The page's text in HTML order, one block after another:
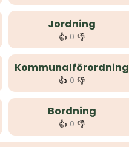
Jordning
👍 0 👎
Kommunalförordning
👍 0 👎
Bordning
👍 0 👎